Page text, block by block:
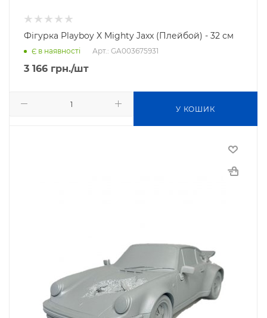
Фігурка Playboy X Mighty Jaxx (Плейбой) - 32 см
Є в наявності Арт.: GA003675931
3 166 грн./шт
У КОШИК